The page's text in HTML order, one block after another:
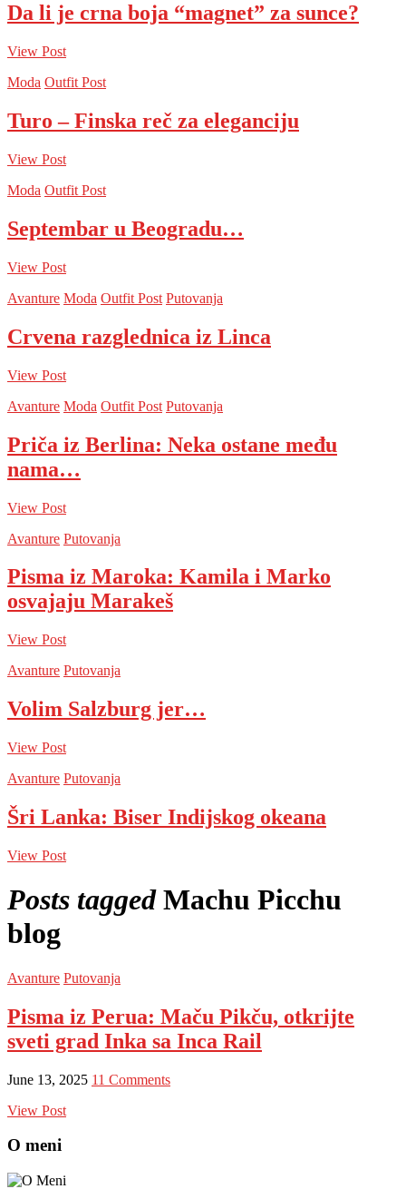
Da li je crna boja “magnet” za sunce?
View Post
Moda Outfit Post
Turo – Finska reč za eleganciju
View Post
Moda Outfit Post
Septembar u Beogradu…
View Post
Avanture Moda Outfit Post Putovanja
Crvena razglednica iz Linca
View Post
Avanture Moda Outfit Post Putovanja
Priča iz Berlina: Neka ostane među
nama…
View Post
Avanture Putovanja
Pisma iz Maroka: Kamila i Marko
osvajaju Marakeš
View Post
Avanture Putovanja
Volim Salzburg jer…
View Post
Avanture Putovanja
Šri Lanka: Biser Indijskog okeana
View Post
Posts tagged Machu Picchu
blog
Avanture Putovanja
Pisma iz Perua: Maču Pikču, otkrijte
sveti grad Inka sa Inca Rail
June 13, 2025 11 Comments
View Post
O meni